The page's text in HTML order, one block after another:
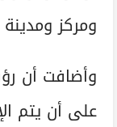
ومركز ومدينة الزينية يومي 22 و23
وأضافت أن
على أن يتم